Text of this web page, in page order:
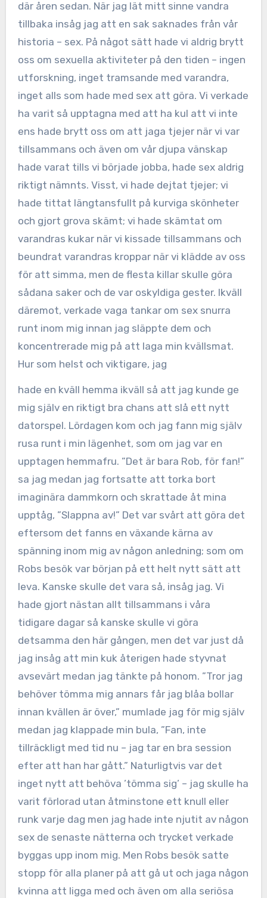
där åren sedan. När jag lät mitt sinne vandra
tillbaka insåg jag att en sak saknades från vår
historia – sex. På något sätt hade vi aldrig brytt
oss om sexuella aktiviteter på den tiden – ingen
utforskning, inget tramsande med varandra,
inget alls som hade med sex att göra. Vi verkade
ha varit så upptagna med att ha kul att vi inte
ens hade brytt oss om att jaga tjejer när vi var
tillsammans och även om vår djupa vänskap
hade varat tills vi började jobba, hade sex aldrig
riktigt nämnts. Visst, vi hade dejtat tjejer; vi
hade tittat längtansfullt på kurviga skönheter
och gjort grova skämt; vi hade skämtat om
varandras kukar när vi kissade tillsammans och
beundrat varandras kroppar när vi klädde av oss
för att simma, men de flesta killar skulle göra
sådana saker och de var oskyldiga gester. Ikväll
däremot, verkade vaga tankar om sex snurra
runt inom mig innan jag släppte dem och
koncentrerade mig på att laga min kvällsmat.
Hur som helst och viktigare, jag
hade en kväll hemma ikväll så att jag kunde ge
mig själv en riktigt bra chans att slå ett nytt
datorspel. Lördagen kom och jag fann mig själv
rusa runt i min lägenhet, som om jag var en
upptagen hemmafru. ”Det är bara Rob, för fan!”
sa jag medan jag fortsatte att torka bort
imaginära dammkorn och skrattade åt mina
upptåg, ”Slappna av!” Det var svårt att göra det
eftersom det fanns en växande kärna av
spänning inom mig av någon anledning; som om
Robs besök var början på ett helt nytt sätt att
leva. Kanske skulle det vara så, insåg jag. Vi
hade gjort nästan allt tillsammans i våra
tidigare dagar så kanske skulle vi göra
detsamma den här gången, men det var just då
jag insåg att min kuk återigen hade styvnat
avsevärt medan jag tänkte på honom. ”Tror jag
behöver tömma mig annars får jag blåa bollar
innan kvällen är över,” mumlade jag för mig själv
medan jag klappade min bula, ”Fan, inte
tillräckligt med tid nu – jag tar en bra session
efter att han har gått.” Naturligtvis var det
inget nytt att behöva ’tömma sig’ – jag skulle ha
varit förlorad utan åtminstone ett knull eller
runk varje dag men jag hade inte njutit av någon
sex de senaste nätterna och trycket verkade
byggas upp inom mig. Men Robs besök satte
stopp för alla planer på att gå ut och jaga någon
kvinna att ligga med och även om alla seriösa